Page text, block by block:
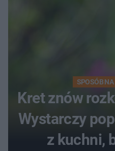
SPOSÓB
Kret znów
Wystarczy
z kuchni,